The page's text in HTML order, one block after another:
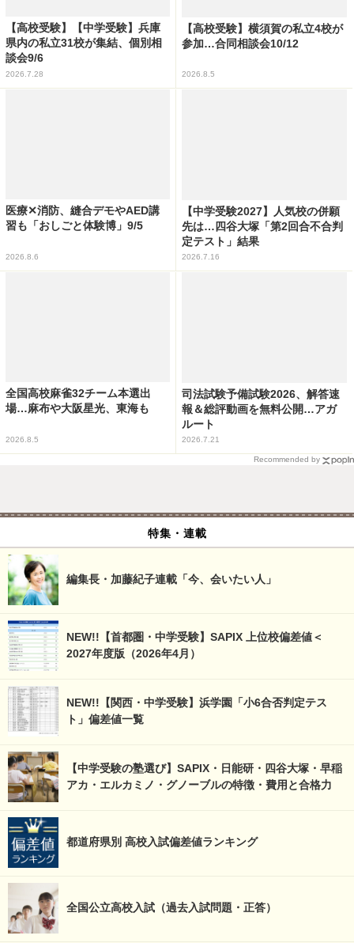
【高校受験】【中学受験】兵庫
県内の私立31校が集結、個別相
談会9/6
2026.7.28
【高校受験】横須賀の私立4校が
参加…合同相談会10/12
2026.8.5
医療✕消防、縫合デモやAED講
習も「おしごと体験博」9/5
2026.8.6
【中学受験2027】人気校の併願
先は…四谷大塚「第2回合不合判
定テスト」結果
2026.7.16
全国高校麻雀32チーム本選出
場…麻布や大阪星光、東海も
2026.8.5
司法試験予備試験2026、解答速
報＆総評動画を無料公開…アガ
ルート
2026.7.21
Recommended by
特集・連載
編集長・加藤紀子連載「今、会いたい人」
NEW!!【首都圏・中学受験】SAPIX 上位校偏差値＜
2027年度版（2026年4月）
NEW!!【関西・中学受験】浜学園「小6合否判定テス
ト」偏差値一覧
【中学受験の塾選び】SAPIX・日能研・四谷大塚・早稲
アカ・エルカミノ・グノーブルの特徴・費用と合格力
都道府県別 高校入試偏差値ランキング
全国公立高校入試（過去入試問題・正答）